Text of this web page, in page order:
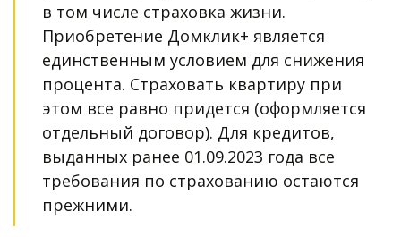
в том числе страховка жизни.
Приобретение Домклик+ является
единственным условием для снижения
процента. Страховать квартиру при
этом все равно придется (оформляется
отдельный договор). Для кредитов,
выданных ранее 01.09.2023 года все
требования по страхованию остаются
прежними.